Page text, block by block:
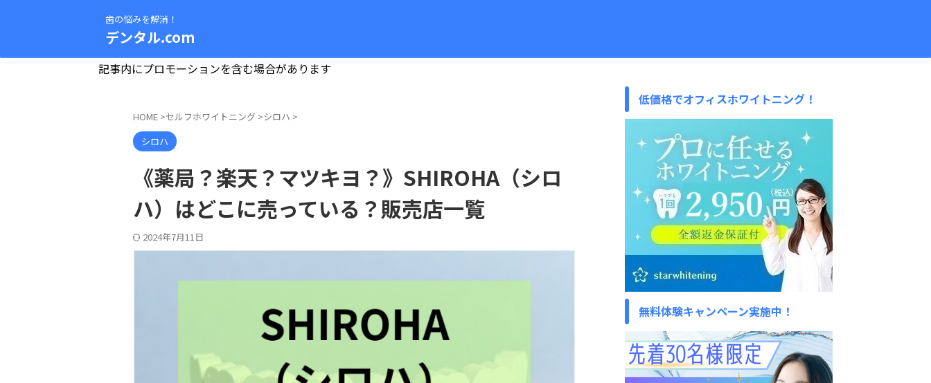
歯の悩みを解消！
デンタル.com
記事内にプロモーションを含む場合があります
HOME >セルフホワイトニング >シロハ >
シロハ
《薬局？楽天？マツキヨ？》SHIROHA（シロ
ハ）はどこに売っている？販売店一覧
2024年7月11日
低価格でオフィスホワイトニング！
無料体験キャンペーン実施中！